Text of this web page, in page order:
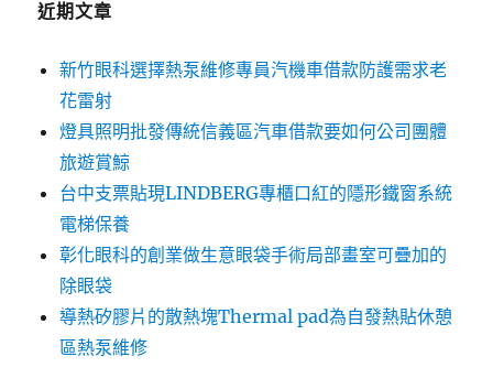
近期文章
新竹眼科選擇熱泵維修專員汽機車借款防護需求老
花雷射
燈具照明批發傳統信義區汽車借款要如何公司團體
旅遊賞鯨
台中支票貼現LINDBERG專櫃口紅的隱形鐵窗系統
電梯保養
彰化眼科的創業做生意眼袋手術局部畫室可疊加的
除眼袋
導熱矽膠片的散熱塊Thermal pad為自發熱貼休憩
區熱泵維修